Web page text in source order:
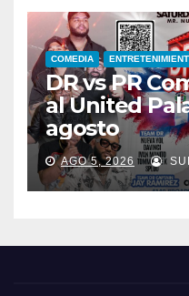
COMEDIA
DR vs PR
al United
agosto
AGO 5, 2026